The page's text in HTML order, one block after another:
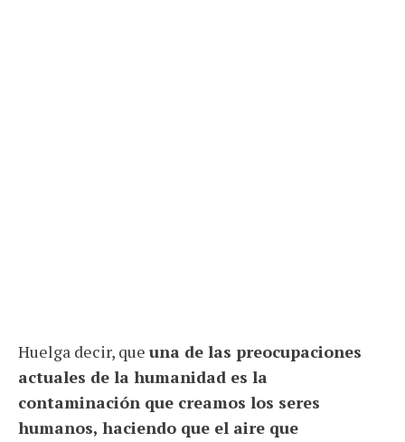
Huelga decir, que una de las preocupaciones
actuales de la humanidad es la
contaminación que creamos los seres
humanos, haciendo que el aire que